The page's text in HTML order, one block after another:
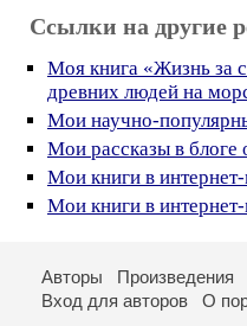
Ссылки на другие
Моя книга «Жизнь за
древних людей на
Мои научно-
Мои рассказы в блоге
Мои книги в
Мои книги в
Авторы Произведения
Вход для авторов
О